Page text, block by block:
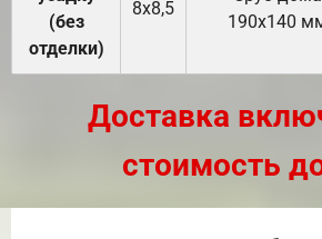
(без
отделки)
8х8,5
190х140
Доставка
стоимость